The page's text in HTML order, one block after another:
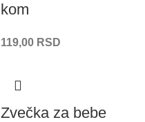
kom
119,00 RSD
Zvečka za bebe